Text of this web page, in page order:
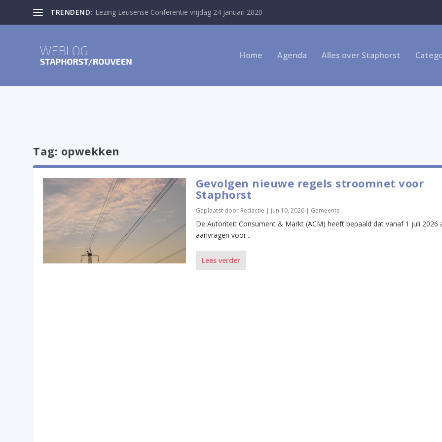
TRENDEND: Lezing Leusense Conferentie vrijdag 24 januari 2020
Home Agenda Alles over Staphorst
Tag: opwekken
Gevolgen nieuwe regels stroomnet voor
Staphorst
Geplaatst door Redactie | jun 10, 2026| Gemeente
De Autoriteit Consument & Markt (ACM) heeft bepaald dat vanaf 1 juli 2026
aanvragen voor...
Lees verder